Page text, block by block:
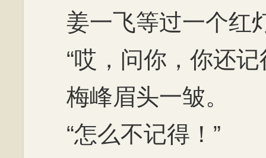
姜一飞等过一个红
“哎，问你，你还
梅峰眉头一皱。
“怎么不记得！”